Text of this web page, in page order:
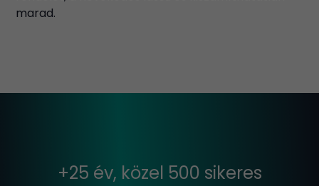
marad.
+25 év, közel 500 sikeres